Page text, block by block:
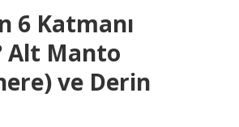
6 Katmanı
Alt Manto
ve Derin